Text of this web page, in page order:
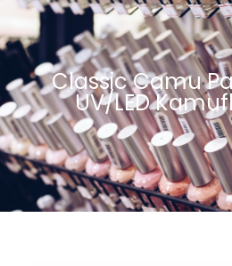
Classic Camu
UV/LED